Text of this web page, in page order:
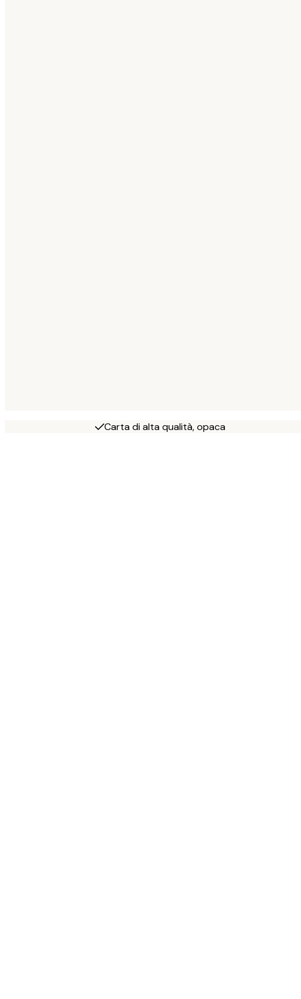
Carta di alta qualità, opaca